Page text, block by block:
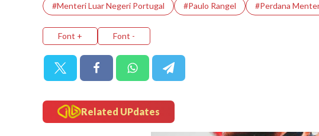
#Menteri Luar Negeri Portugal
#Paulo Rangel #Perdana
Font + Font -
Related UPdates